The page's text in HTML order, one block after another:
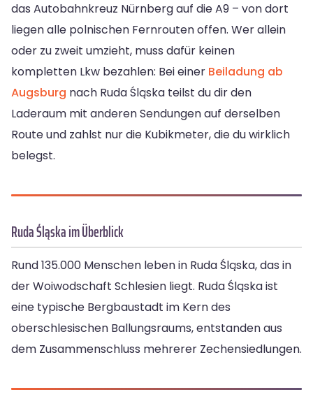
das Autobahnkreuz Nürnberg auf die A9 – von dort
liegen alle polnischen Fernrouten offen. Wer allein
oder zu zweit umzieht, muss dafür keinen
kompletten Lkw bezahlen: Bei einer Beiladung ab
Augsburg nach Ruda Śląska teilst du dir den
Laderaum mit anderen Sendungen auf derselben
Route und zahlst nur die Kubikmeter, die du wirklich
belegst.
Ruda Śląska im Überblick
Rund 135.000 Menschen leben in Ruda Śląska, das in
der Woiwodschaft Schlesien liegt. Ruda Śląska ist
eine typische Bergbaustadt im Kern des
oberschlesischen Ballungsraums, entstanden aus
dem Zusammenschluss mehrerer Zechensiedlungen.